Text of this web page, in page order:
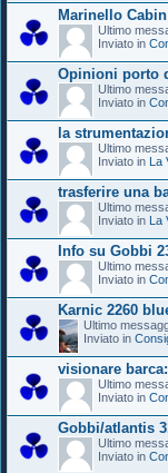
Marinello
Ultimo
Inviato in
Opinioni porto
Ultimo
Inviato in
la
Ultimo
Inviato in La
trasferire una
Ultimo
Inviato in La
Info su Gobbi
Ultimo
Inviato in
Karnic 2260
Ultimo
Inviato in
visionare
Ultimo
Inviato in
Gobbi/atlantis
Ultimo
Inviato in